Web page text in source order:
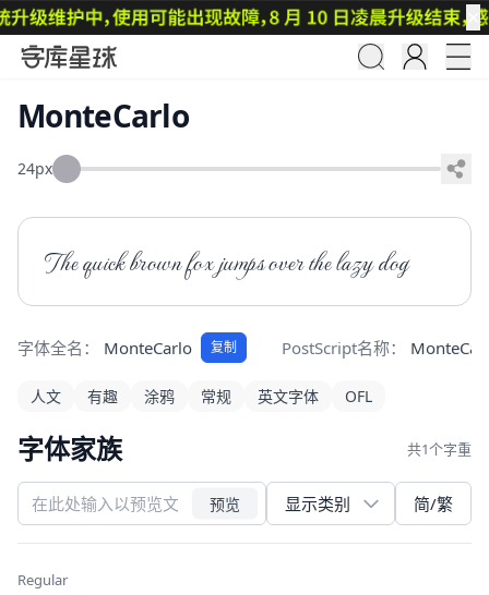
MonteCarlo
24px
The quick brown fox jumps over the lazy dog
字体全名： MonteCarlo 复制 PostScript名称：
人文 有趣 涂鸦 常规 英文字体 OFL
字体家族 共1个字重
预览 简/繁
Regular